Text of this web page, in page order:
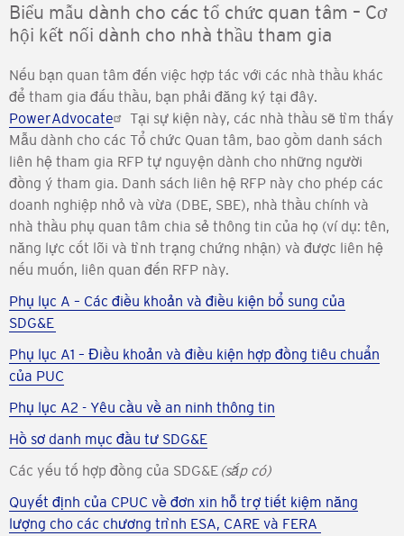
Biểu mẫu dành cho các tổ chức quan tâm – Cơ
hội kết nối dành cho nhà thầu tham gia
Nếu bạn quan tâm đến việc hợp tác với các nhà thầu khác
để tham gia đấu thầu, bạn phải đăng ký tại đây.
PowerAdvocate
Tại sự kiện này, các nhà thầu sẽ tìm thấy
Mẫu dành cho các Tổ chức Quan tâm, bao gồm danh sách
liên hệ tham gia RFP tự nguyện dành cho những người
đồng ý tham gia. Danh sách liên hệ RFP này cho phép các
doanh nghiệp nhỏ và vừa (DBE, SBE), nhà thầu chính và
nhà thầu phụ quan tâm chia sẻ thông tin của họ (ví dụ: tên,
năng lực cốt lõi và tình trạng chứng nhận) và được liên hệ
nếu muốn, liên quan đến RFP này.
Phụ lục A – Các điều khoản và điều kiện bổ sung của
SDG&E
Phụ lục A1 – Điều khoản và điều kiện hợp đồng tiêu chuẩn
của PUC
Phụ lục A2 - Yêu cầu về an ninh thông tin
Hồ sơ danh mục đầu tư SDG&E
Các yếu tố hợp đồng của SDG&E (sắp có)
Quyết định của CPUC về đơn xin hỗ trợ tiết kiệm năng
lượng cho các chương trình ESA, CARE và FERA